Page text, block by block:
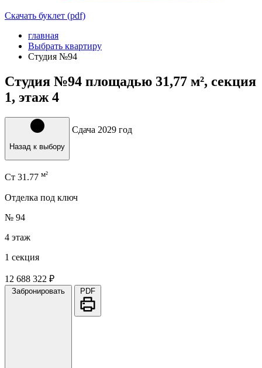
Скачать буклет (pdf)
главная
Выбрать квартиру
Студия №94
Студия №94 площадью 31,77 м², секция
1, этаж 4
Назад к выбору
Сдача 2029 год
Ст 31.77 м²
Отделка под ключ
№ 94
4 этаж
1 секция
12 688 322 ₽
Забронировать PDF